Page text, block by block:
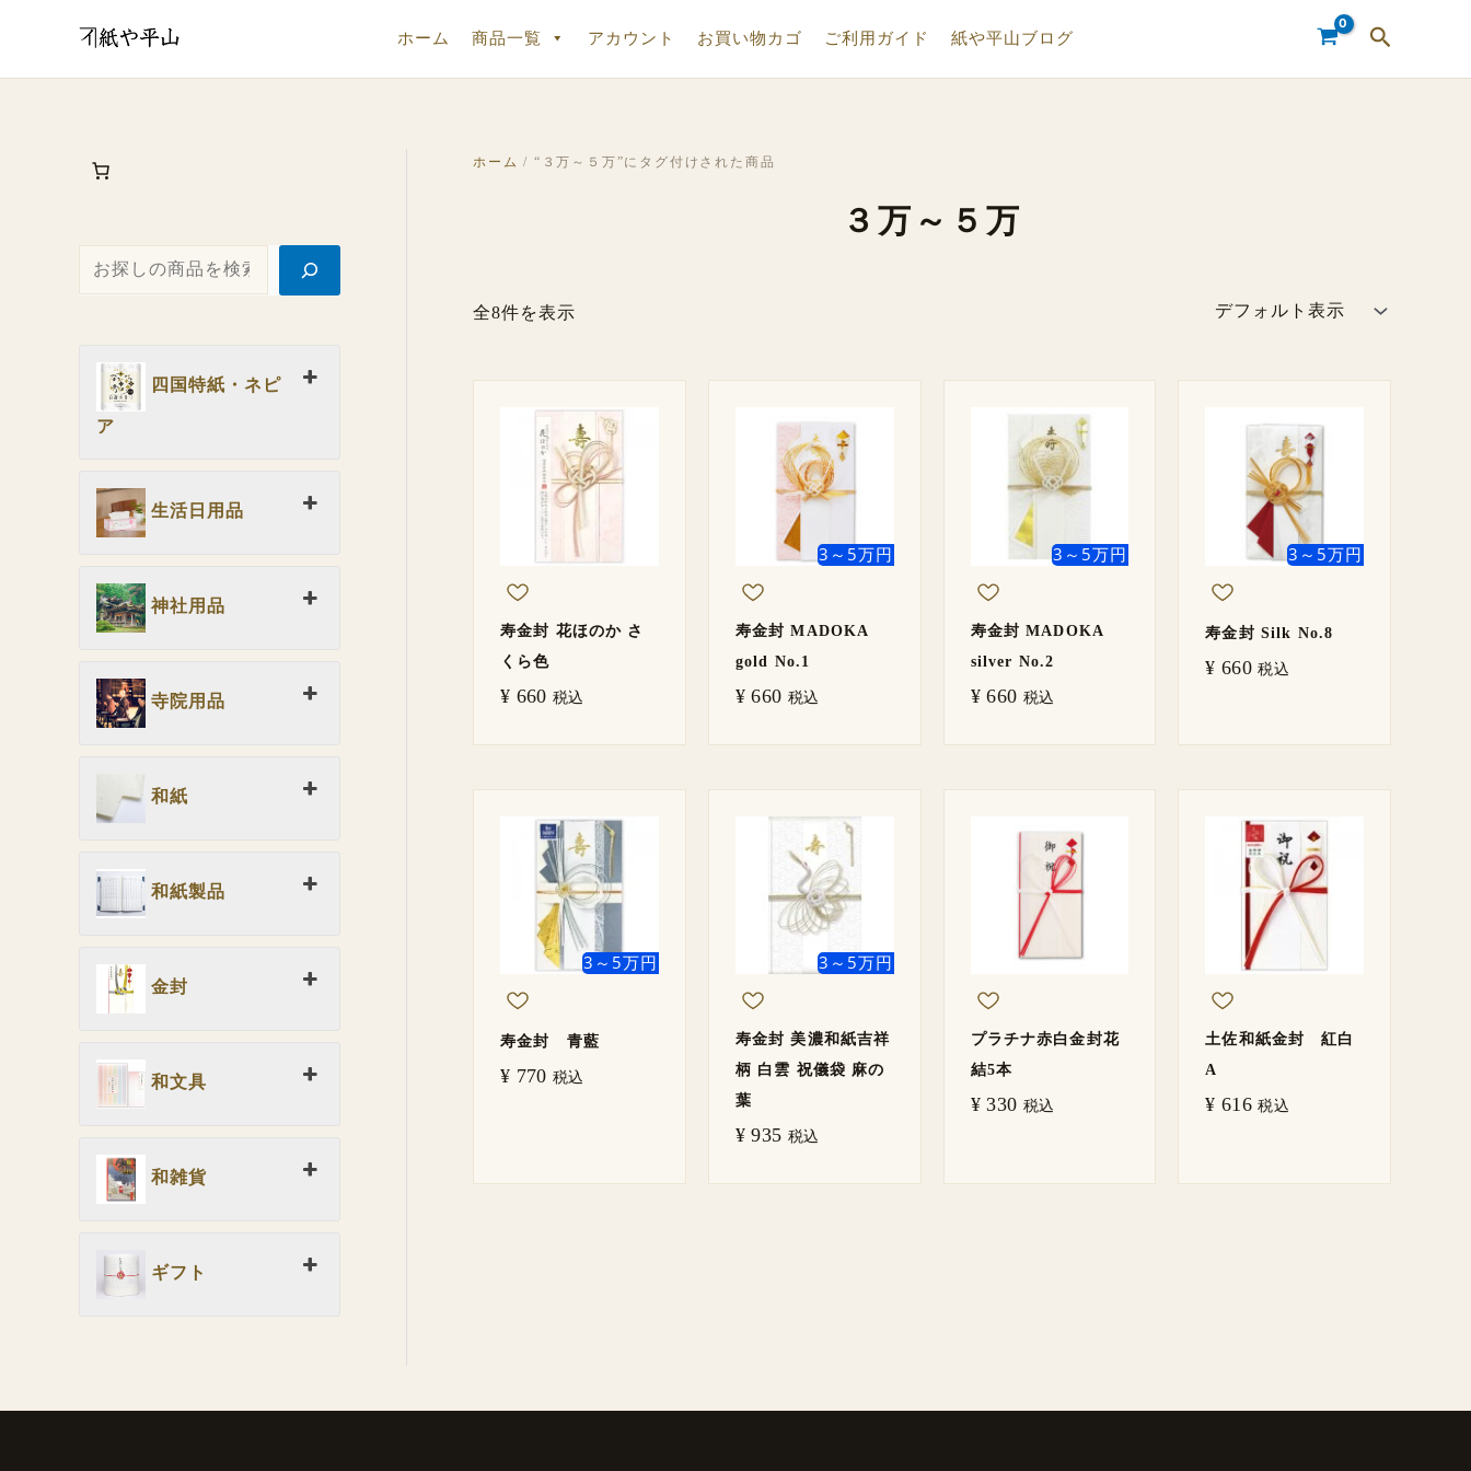
ホーム 商品一覧 アカウント お買い物カゴ ご利用ガイド 紙や平山ブログ
検
索
四国特紙・ネピ
ア
生活日用品
神社用品
寺院用品
和紙
和紙製品
金封
和文具
和雑貨
ギフト
ホーム / “３万～５万”にタグ付けされた商品
３万～５万
全8件を表示
寿金封 花ほのか さ
くら色
¥ 660 税込
3～5万円
寿金封 MADOKA
gold No.1
¥ 660 税込
3～5万円
寿金封 MADOKA
silver No.2
¥660 税込
3～5万円
寿金封 Silk No.8
¥ 660 税込
3～5万円
寿金封 青藍
¥ 770 税込
3～5万円
寿金封 美濃和紙吉祥
柄 白雲 祝儀袋 麻の
葉
¥ 935 税込
プラチナ赤白金封花
結5本
¥330 税込
土佐和紙金封 紅白
A
¥ 616 税込